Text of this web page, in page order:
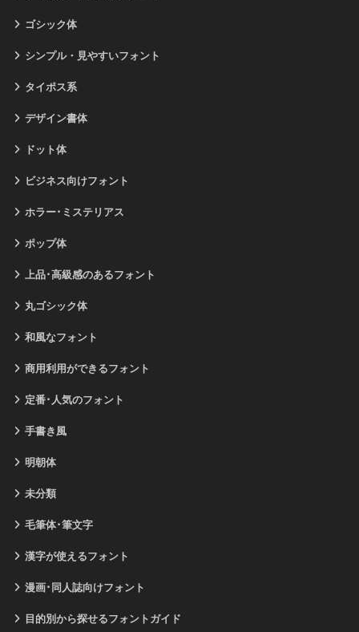
ゴシック体
シンプル・見やすいフォント
タイポス系
デザイン書体
ドット体
ビジネス向けフォント
ホラー･ミステリアス
ポップ体
上品･高級感のあるフォント
丸ゴシック体
和風なフォント
商用利用ができるフォント
定番･人気のフォント
手書き風
明朝体
未分類
毛筆体･筆文字
漢字が使えるフォント
漫画･同人誌向けフォント
目的別から探せるフォントガイド